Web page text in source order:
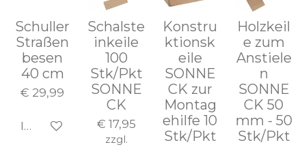
Schuller
Straßen
besen
40 cm
€ 29,99
In den Warenkorb
Schalste
inkeile
100
Stk/Pkt
SONNE
CK
€ 17,95
zzgl.
Konstru
ktionsk
eile
SONNE
CK zur
Montag
ehilfe 10
Stk/Pkt
Holzkeil
e zum
Anstiele
n
SONNE
CK 50
mm - 50
Stk/Pkt